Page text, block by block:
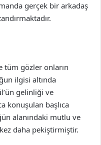
gerçek bir arkadaş
gözler onların
ilgisi altında
gelinliği ve
konuşulan başlıca
alanındaki mutlu ve
daha pekiştirmiştir.